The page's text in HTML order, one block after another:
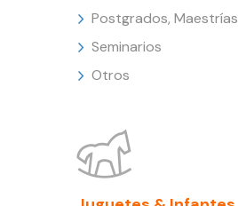
Postgrados, Maestrías
Seminarios
Otros